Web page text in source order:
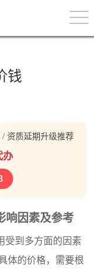
钱
资质延期升级推荐
办
响因素及参考
受到多方面的因素
体的价格，需要根